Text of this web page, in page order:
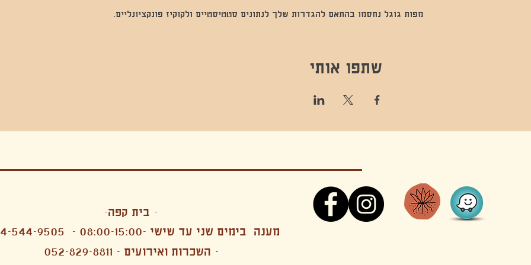
מפות גוגל נחסמו בהתאם להגדרות שלך לנתונים סטטיסטיים ולקוקיז פונקציונליים.
שתפו אותי
- בית קפה-
מענה בימים שני עד שישי -08:00-15:00 -
544-9505
- השכרות ואירועים - 052-829-8811